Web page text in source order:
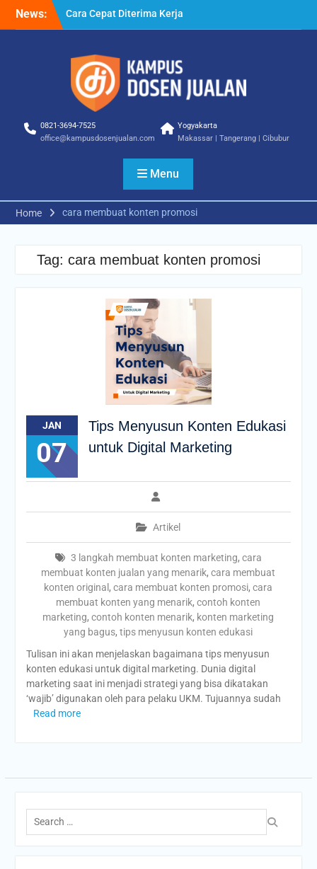
News:
Cara Cepat Diterima Kerja
– Tips Praktis yang Bisa
Cara Biar Dapat Pekerjaan
– Panduan Lengkap untuk
Pencari Kerja
Cara Dapat Pekerjaan –
Memperbesar Peluang
0821-3694-7525
office@kampusdosenjualan.com
Yogyakarta
Makassar | Tangerang | Cibubur
Menu
Home cara membuat konten promosi
Tag: cara membuat konten promosi
JAN
07
Tips Menyusun Konten Edukasi
untuk Digital Marketing
Artikel
3 langkah membuat konten marketing, cara
membuat konten jualan yang menarik,cara membuat
konten original ,cara membuat konten promosi,cara
membuat konten yang menarik,contoh konten
marketing,contoh konten menarik, konten marketing
yang bagus,tips menyusun konten edukasi
Tulisan ini akan menjelaskan bagaimana tips menyusun
konten edukasi untuk digital marketing. Dunia digital
marketing saat ini menjadi strategi yang bisa dikatakan
‘wajib’ digunakan oleh para pelaku UKM. Tujuannya sudah
Read more
Search
for: